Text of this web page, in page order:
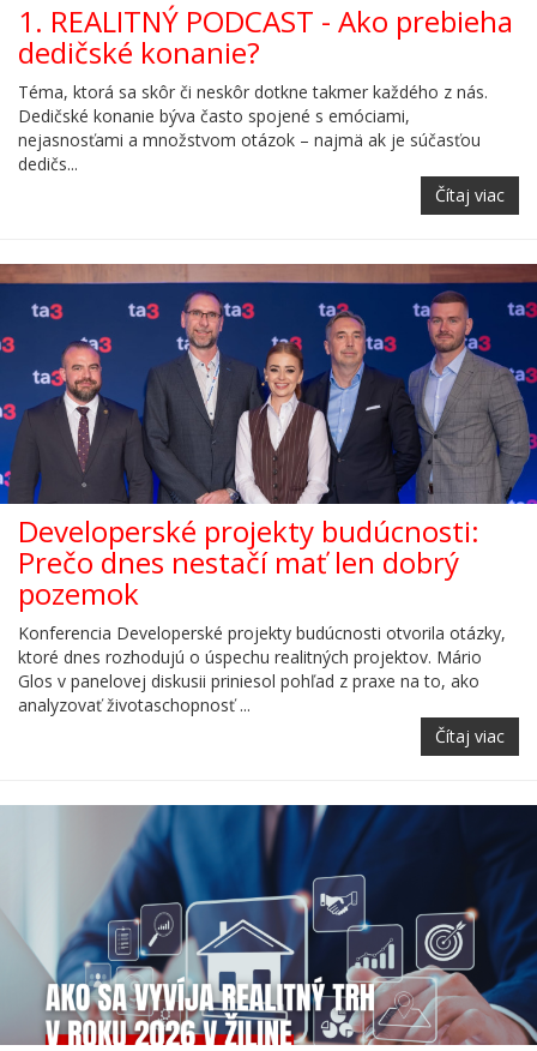
1. REALITNÝ PODCAST - Ako prebieha
dedičské konanie?
Téma, ktorá sa skôr či neskôr dotkne takmer každého z nás.
Dedičské konanie býva často spojené s emóciami,
nejasnosťami a množstvom otázok – najmä ak je súčasťou
dedičs...
Čítaj viac
Developerské projekty budúcnosti:
Prečo dnes nestačí mať len dobrý
pozemok
Konferencia Developerské projekty budúcnosti otvorila otázky,
ktoré dnes rozhodujú o úspechu realitných projektov. Mário
Glos v panelovej diskusii priniesol pohľad z praxe na to, ako
analyzovať životaschopnosť ...
Čítaj viac